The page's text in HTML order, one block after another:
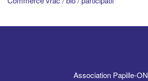
Association Papille-ON